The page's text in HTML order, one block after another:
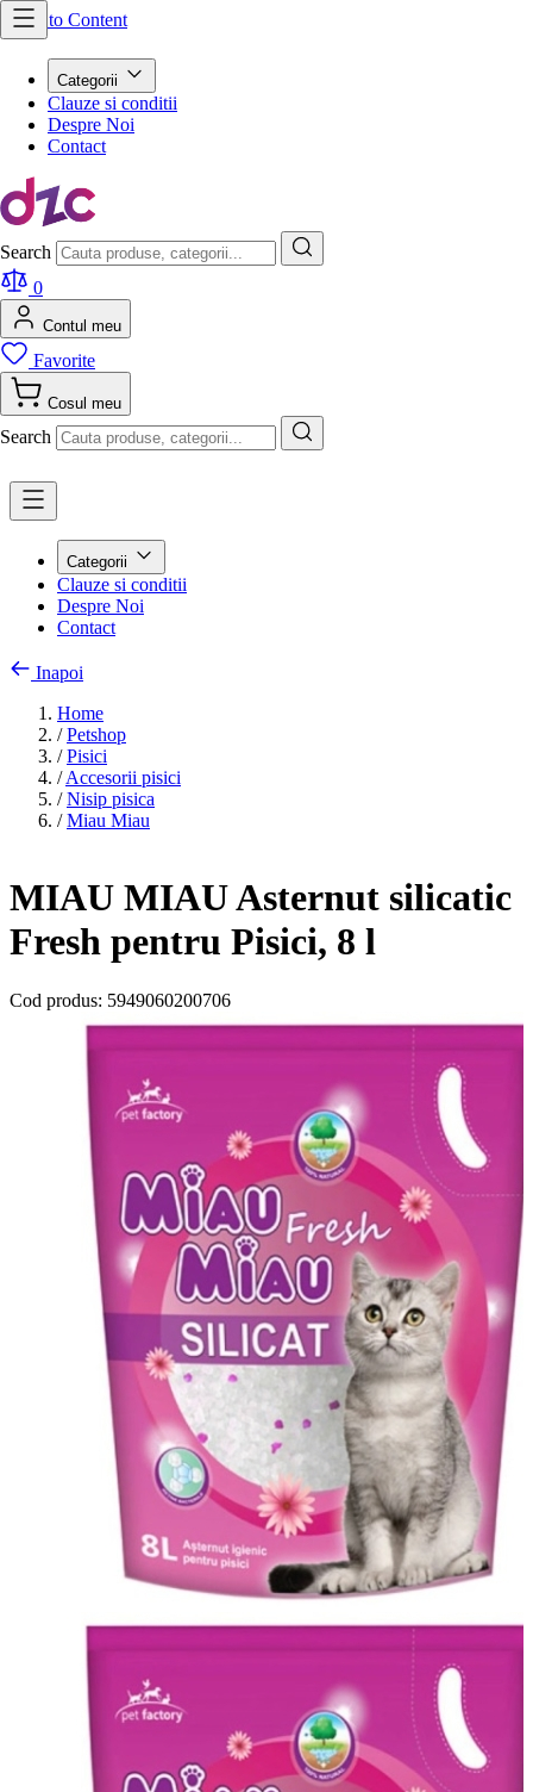
Skip to Content
Categorii
Clauze si conditii
Despre Noi
Contact
Search
0
Contul meu
Favorite
Cosul meu
Search
Categorii
Clauze si conditii
Despre Noi
Contact
Inapoi
Home
/ Petshop
/ Pisici
/ Accesorii pisici
/ Nisip pisica
/ Miau Miau
MIAU MIAU Asternut silicatic
Fresh pentru Pisici, 8 l
Cod produs: 5949060200706